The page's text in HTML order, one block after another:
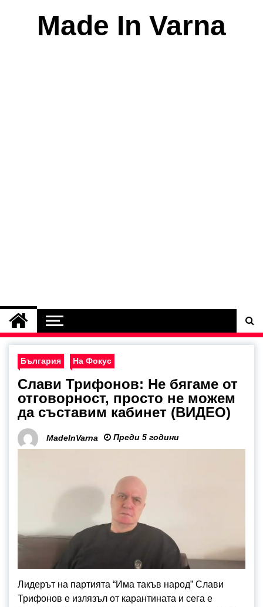
Made In Varna
България На Фокус
Слави Трифонов: Не бягаме от
отговорност, просто не можем
да съставим кабинет (ВИДЕО)
MadeInVarna Преди 5 години
Лидерът на партията “Има такъв народ” Слави
Трифонов е излязъл от карантината и сега е